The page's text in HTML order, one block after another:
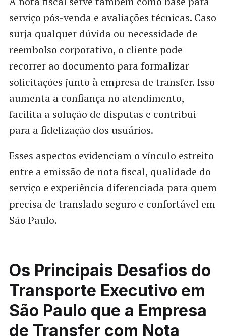
serviço pós-venda e avaliações técnicas. Caso
surja qualquer dúvida ou necessidade de
reembolso corporativo, o cliente pode
recorrer ao documento para formalizar
solicitações junto à empresa de transfer. Isso
aumenta a confiança no atendimento,
facilita a solução de disputas e contribui
para a fidelização dos usuários.
Esses aspectos evidenciam o vínculo estreito
entre a emissão de nota fiscal, qualidade do
serviço e experiência diferenciada para quem
precisa de translado seguro e confortável em
São Paulo.
Os Principais Desafios do
Transporte Executivo em
São Paulo que a Empresa
de Transfer com Nota